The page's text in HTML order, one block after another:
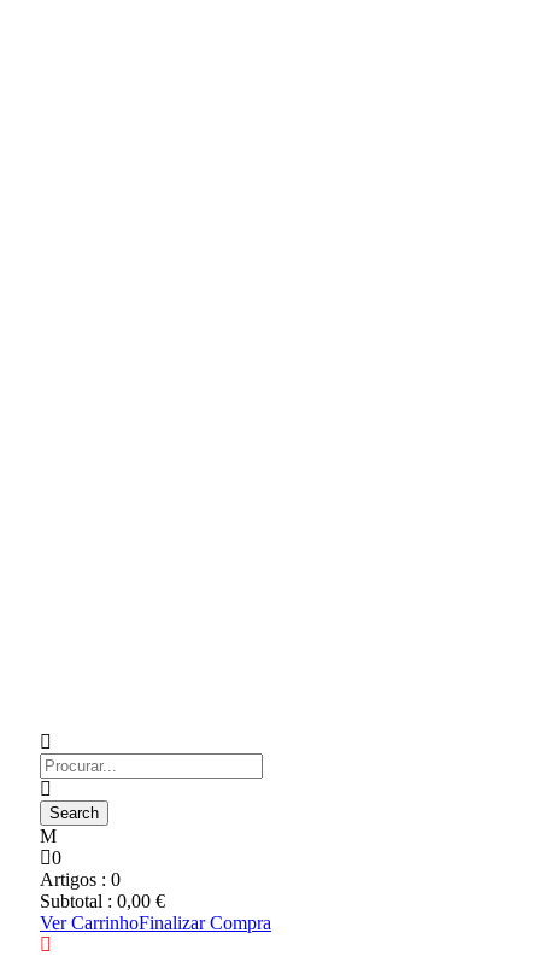
0
Artigos : 0
Subtotal : 0,00 €
Ver CarrinhoFinalizar Compra